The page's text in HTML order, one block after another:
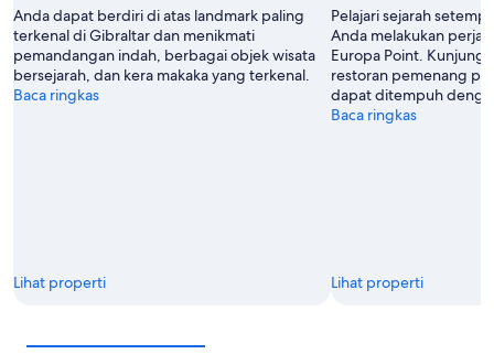
Anda dapat berdiri di atas landmark paling
terkenal di Gibraltar dan menikmati
pemandangan indah, berbagai objek wisata
bersejarah, dan kera makaka yang terkenal.
Baca ringkas
Lihat properti
Pelajari sejarah
Anda melakukan
Europa Point. Kunjungi
restoran pemenang
dapat ditempuh
Baca ringkas
Lihat properti